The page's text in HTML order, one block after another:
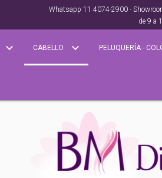
Whatsapp 11 4074-2900 -
de 9 a
CABELLO PELUQUERÍA -